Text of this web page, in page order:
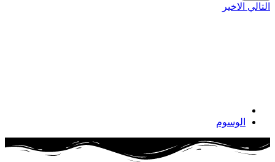
التالي الاخير
الوسوم